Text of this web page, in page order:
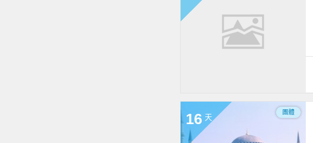
16 天
團體